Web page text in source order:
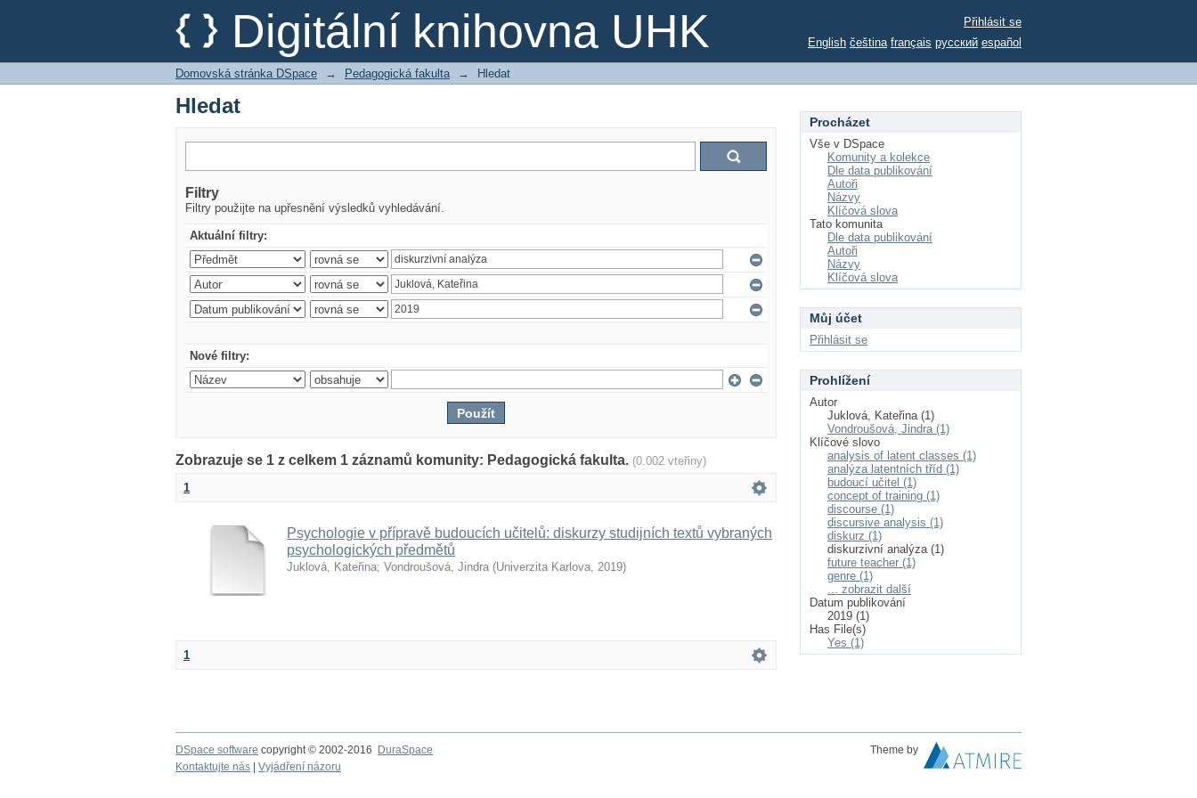
Digitální knihovna UHK
Hledat
Přihlásit se
English čeština français русский español
Domovská stránka DSpace → Pedagogická fakulta → Hledat
Hledat
Filtry
Filtry použijte na upřesnění výsledků vyhledávání.
Aktuální filtry:
Nové filtry:
Zobrazuje se 1 z celkem 1 záznamů komunity: Pedagogická fakulta. (0.002 vteřiny)
1
Psychologie v přípravě budoucích učitelů: diskurzy studijních textů vybraných
psychologických předmětů
Juklová, Kateřina; Vondroušová, Jindra (Univerzita Karlova, 2019)
1
Procházet
Vše v DSpace
Komunity a kolekce
Dle data publikování
Autoři
Názvy
Klíčová slova
Tato komunita
Dle data publikování
Autoři
Názvy
Klíčová slova
Můj účet
Přihlásit se
Prohlížení
Autor
Juklová, Kateřina (1)
Vondroušová, Jindra (1)
Klíčové slovo
analysis of latent classes (1)
analýza latentních tříd (1)
budoucí učitel (1)
concept of training (1)
discourse (1)
discursive analysis (1)
diskurz (1)
diskurzivní analýza (1)
future teacher (1)
genre (1)
... zobrazit další
Datum publikování
2019 (1)
Has File(s)
Yes (1)
DSpace software copyright © 2002-2016 DuraSpace
Theme by
Kontaktujte nás
Vyjádření názoru